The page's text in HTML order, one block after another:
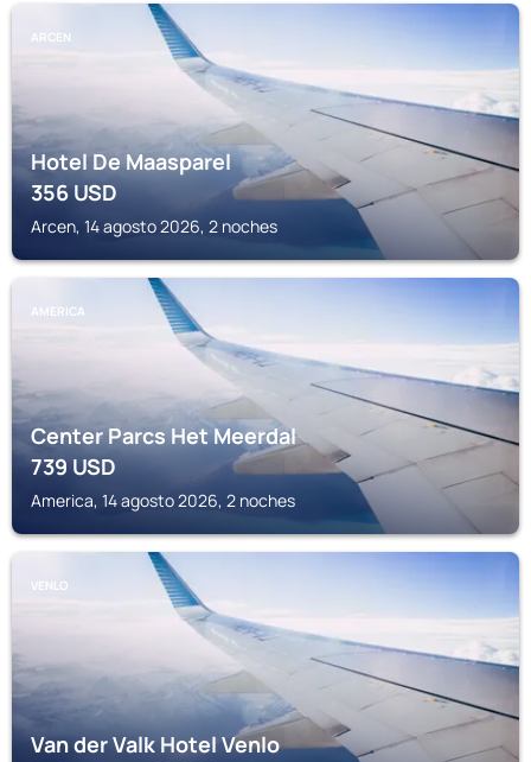
ARCEN
Hotel De Maasparel
356USD
Arcen, 14 agosto 2026, 2 noches
AMERICA
Center Parcs Het Meerdal
739USD
America, 14 agosto 2026, 2 noches
VENLO
Van der Valk Hotel Venlo